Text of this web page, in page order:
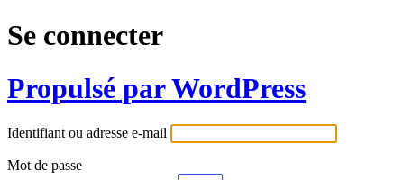
Se connecter
Propulsé par WordPress
Identifiant ou adresse e-mail
Mot de passe